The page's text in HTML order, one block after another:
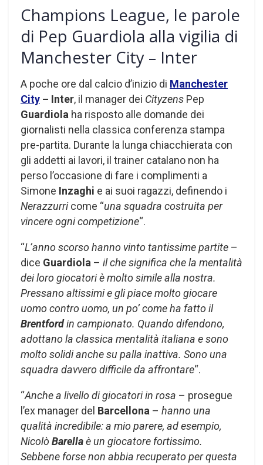
Champions League, le parole
di Pep Guardiola alla vigilia di
Manchester City – Inter
A poche ore dal calcio d’inizio di Manchester
City – Inter, il manager dei Cityzens Pep
Guardiola ha risposto alle domande dei
giornalisti nella classica conferenza stampa
pre-partita. Durante la lunga chiacchierata con
gli addetti ai lavori, il trainer catalano non ha
perso l’occasione di fare i complimenti a
Simone Inzaghi e ai suoi ragazzi, definendo i
Nerazzurricome “una squadra costruita per
vincere ogni competizione“.
“L’anno scorso hanno vinto tantissime partite –
dice Guardiola – il che significa che la mentalità
dei loro giocatori è molto simile alla nostra.
Pressano altissimi e gli piace molto giocare
uomo contro uomo, un po’ come ha fatto il
Brentfordin campionato. Quando difendono,
adottano la classica mentalità italiana e sono
molto solidi anche su palla inattiva. Sono una
squadra davvero difficile da affrontare“.
“Anche a livello di giocatori in rosa – prosegue
l’ex manager del Barcellona – hanno una
qualità incredibile: a mio parere, ad esempio,
NicolòBarellaè un giocatore fortissimo.
Sebbene forse non abbia recuperato per questa